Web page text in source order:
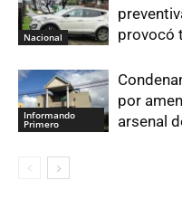
Nacional
provocó
Informando
Primero
por
arsenal